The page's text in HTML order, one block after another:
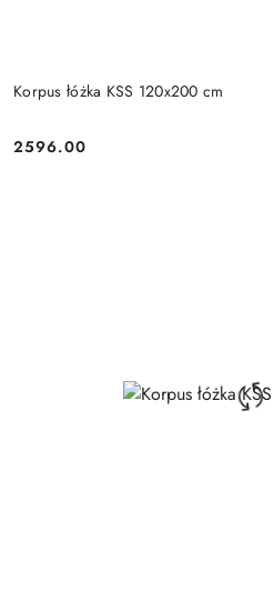
Korpus łóżka KSS 120x200 cm
Cena:
2596.00